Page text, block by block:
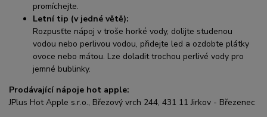
promíchejte.
Letní tip (v jedné větě):
Rozpusťte nápoj v troše horké vody, dolijte studenou
vodou nebo perlivou vodou, přidejte led a ozdobte plátky
ovoce nebo mátou. Lze doladit trochou perlivé vody pro
jemné bublinky.
Prodávající nápoje hot apple:
JPlus Hot Apple s.r.o., Březový vrch 244, 431 11 Jirkov - Březenec